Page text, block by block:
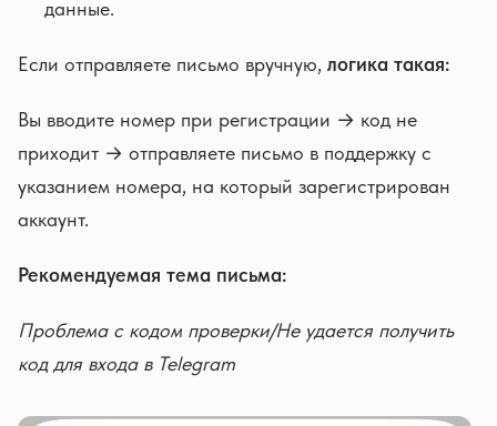
данные.
Если отправляете письмо вручную, логика такая:
Вы вводите номер при регистрации → код не
приходит → отправляете письмо в поддержку с
указанием номера, на который зарегистрирован
аккаунт.
Рекомендуемая тема письма:
Проблема с кодом проверки/Не удается получить
код для входа в Telegram